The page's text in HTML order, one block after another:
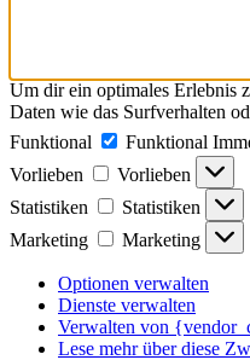
Um dir ein optimales Erlebnis
Daten wie das Surfverhalten
Funktional
Funktional
Vorlieben
Vorlieben
Statistiken
Statistiken
Marketing
Marketing
Optionen verwalten
Dienste verwalten
Verwalten von
Lese mehr über diese